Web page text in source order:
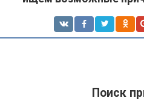
Поиск